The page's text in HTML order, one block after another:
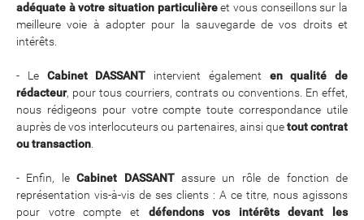
adéquate à votre situation particulièreet vous conseillons sur la
meilleure voie à adopter pour la sauvegarde de vos droits et
intérêts.
- Le Cabinet DASSANT intervient également en qualité de
rédacteur, pour tous courriers, contrats ou conventions. En effet,
nous rédigeons pour votre compte toute correspondance utile
auprès de vos interlocuteurs ou partenaires, ainsi quetout contrat
ou transaction.
- Enfin, leCabinet DASSANTassure un rôle de fonction de
représentation vis-à-vis de ses clients : A ce titre, nous agissons
pour votre compte et défendons vos intérêts devant les